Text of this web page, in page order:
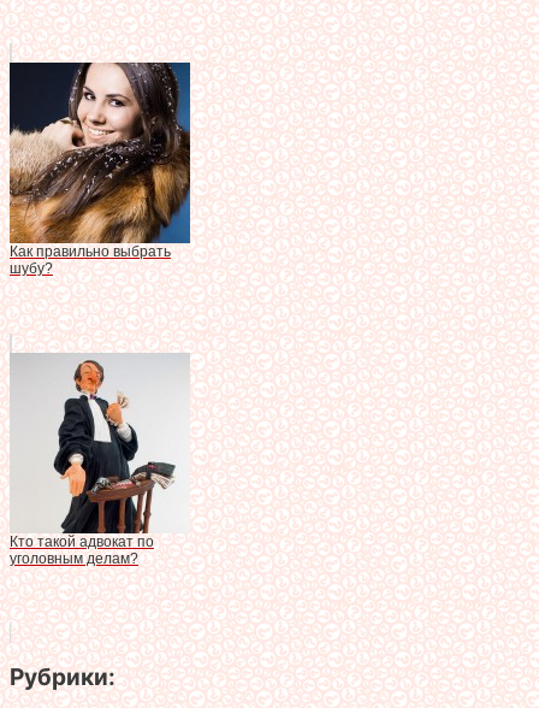
Как правильно выбрать
шубу?
Кто такой адвокат по
уголовным делам?
Рубрики: